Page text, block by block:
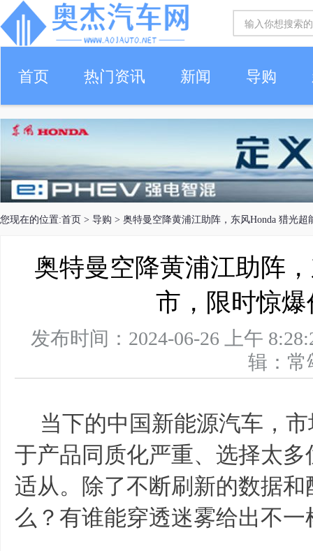
首页 热门资讯 新闻 导购
您现在的位置:首页 > 导购 > 奥特曼空降黄浦江助阵，东风Honda 猎光超
奥特曼空降黄浦江助阵
市，限时惊爆
发布时间：2024-06-26 上午
辑：
当下的中国新能源汽车，
于产品同质化严重、选择太
适从。除了不断刷新的数据
么？有谁能穿透迷雾给出不